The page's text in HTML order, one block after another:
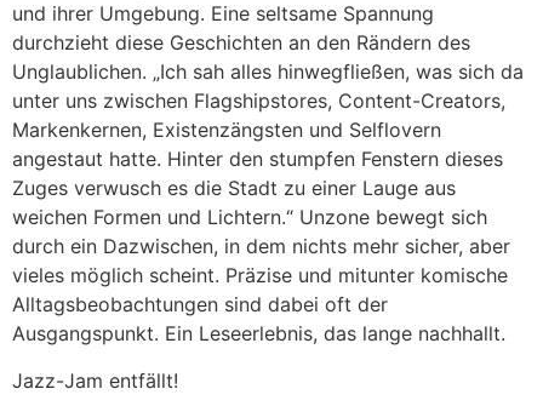
und ihrer Umgebung. Eine seltsame Spannung
durchzieht diese Geschichten an den Rändern des
Unglaublichen. „Ich sah alles hinwegfließen, was sich da
unter uns zwischen Flagshipstores, Content-Creators,
Markenkernen, Existenzängsten und Selflovern
angestaut hatte. Hinter den stumpfen Fenstern dieses
Zuges verwusch es die Stadt zu einer Lauge aus
weichen Formen und Lichtern.“ Unzone bewegt sich
durch ein Dazwischen, in dem nichts mehr sicher, aber
vieles möglich scheint. Präzise und mitunter komische
Alltagsbeobachtungen sind dabei oft der
Ausgangspunkt. Ein Leseerlebnis, das lange nachhallt.
Jazz-Jam entfällt!